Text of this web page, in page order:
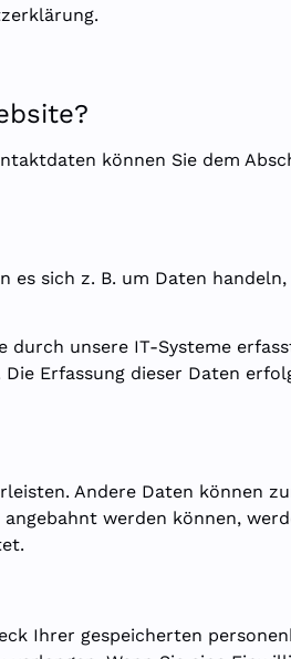
können Sie dem
sich z. B. um Daten handeln,
unsere IT-Systeme
Erfassung dieser Daten
Andere Daten können
werden können,
Ihrer gespeicherten